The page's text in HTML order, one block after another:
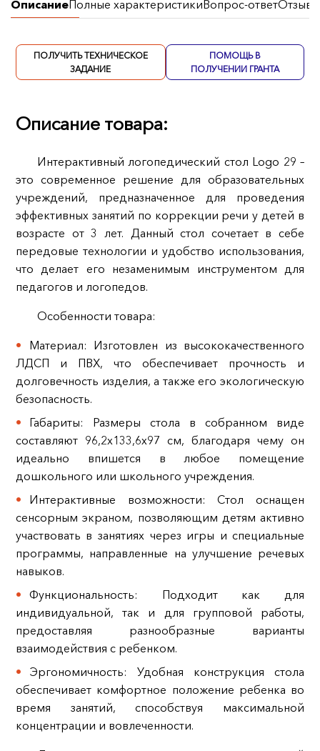
ОписаниеПолные характеристикиВопрос-ответОтзывы
ПОЛУЧИТЬ ТЕХНИЧЕСКОЕ
ЗАДАНИЕ
ПОМОЩЬ В
ПОЛУЧЕНИИ ГРАНТА
Описание товара:
Интерактивный логопедический стол Logo 29 –
это современное решение для образовательных
учреждений, предназначенное для проведения
эффективных занятий по коррекции речи у детей в
возрасте от 3 лет. Данный стол сочетает в себе
передовые технологии и удобство использования,
что делает его незаменимым инструментом для
педагогов и логопедов.
Особенности товара:
Материал: Изготовлен из высококачественного
ЛДСП и ПВХ, что обеспечивает прочность и
долговечность изделия, а также его экологическую
безопасность.
Габариты: Размеры стола в собранном виде
составляют 96,2х133,6х97 см, благодаря чему он
идеально впишется в любое помещение
дошкольного или школьного учреждения.
Интерактивные возможности: Стол оснащен
сенсорным экраном, позволяющим детям активно
участвовать в занятиях через игры и специальные
программы, направленные на улучшение речевых
навыков.
Функциональность: Подходит как для
индивидуальной, так и для групповой работы,
предоставляя разнообразные варианты
взаимодействия с ребенком.
Эргономичность: Удобная конструкция стола
обеспечивает комфортное положение ребенка во
время занятий, способствуя максимальной
концентрации и вовлеченности.